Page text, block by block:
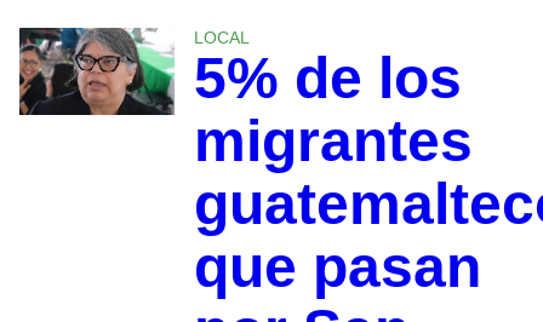
LOCAL
5% de los
migrantes
que pasan